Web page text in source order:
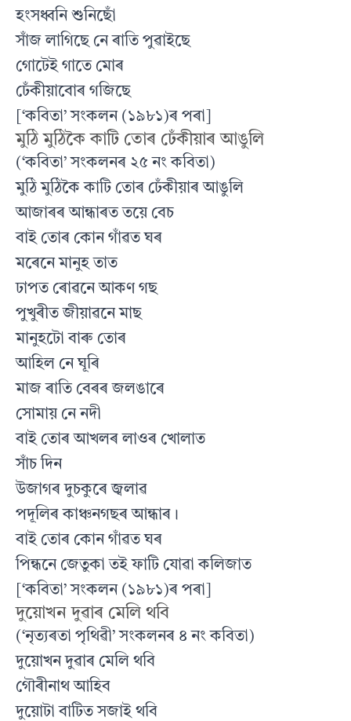
হংসধ্বনি শুনিছোঁ
সাঁজ লাগিছে নে ৰাতি পুৱাইছে
গোটেই গাতে মোৰ
ঢেঁকীয়াবোৰ গজিছে
[‘কবিতা’ সংকলন (১৯৮১)ৰ পৰা]
মুঠি মুঠিকৈ কাটি তোৰ ঢেঁকীয়াৰ আঙুলি
(‘কবিতা’ সংকলনৰ ২৫ নং কবিতা)
মুঠি মুঠিকৈ কাটি তোৰ ঢেঁকীয়াৰ আঙুলি
আজাৰৰ আন্ধাৰত তয়ে বেচ
বাই তোৰ কোন গাঁৱত ঘৰ
মৰেনে মানুহ তাত
ঢাপত ৰোৱনে আকণ গছ
পুখুৰীত জীয়াৱনে মাছ
মানুহটো বাৰু তোৰ
আহিল নে ঘূৰি
মাজ ৰাতি বেৰৰ জলঙাৰে
সোমায় নে নদী
বাই তোৰ আখলৰ লাওৰ খোলাত
সাঁচ দিন
উজাগৰ দুচকুৰে জ্বলাৱ
পদূলিৰ কাঞ্চনগছৰ আন্ধাৰ।
বাই তোৰ কোন গাঁৱত ঘৰ
পিন্ধনে জেতুকা তই ফাটি যোৱা কলিজাত
[‘কবিতা’ সংকলন (১৯৮১)ৰ পৰা]
দুয়োখন দুৱাৰ মেলি থবি
(‘নৃত্যৰতা পৃথিৱী’ সংকলনৰ ৪ নং কবিতা)
দুয়োখন দুৱাৰ মেলি থবি
গৌৰীনাথ আহিব
দুয়োটা বাটিত সজাই থবি